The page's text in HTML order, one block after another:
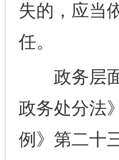
失的，应当
任。
政务层面
政务处分法
例》第二十